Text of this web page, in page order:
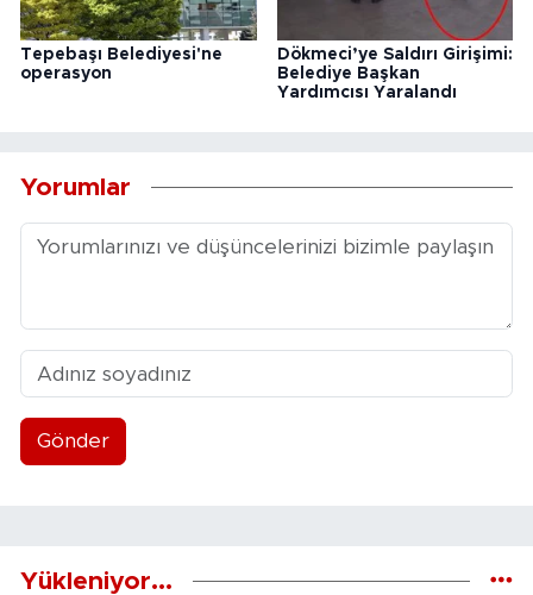
Tepebaşı Belediyesi'ne
operasyon
Dökmeci’ye Saldırı Girişimi:
Belediye Başkan
Yardımcısı Yaralandı
Yorumlar
Gönder
Yükleniyor...